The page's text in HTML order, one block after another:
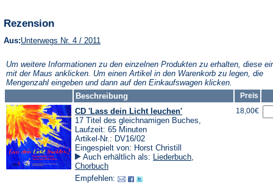
Rezension
Aus:Unterwegs Nr. 4 / 2011
neuen
Tab)
Um weitere Informationen zu den einzelnen Produkten zu erhalten, diese
mit der Maus anklicken. Um einen Artikel in den Warenkorb zu legen, die
Mengenzahl eingeben und dann auf den Einkaufswagen klicken.
Beschreibung
Preis
CD 'Lass dein Licht leuchen'
17 Titel des gleichnamigen Buches,
Laufzeit: 65 Minuten
Artikel-Nr.: DV16/02
Eingespielt von: Horst Christill
Auch erhältlich als: Liederbuch,
Chorbuch
Empfehlen:
18,00€